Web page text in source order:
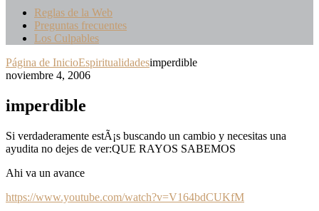
Reglas de la Web
Preguntas frecuentes
Los Culpables
Página de InicioEspiritualidadesimperdible
noviembre 4, 2006
imperdible
Si verdaderamente estÃ¡s buscando un cambio y necesitas una
ayudita no dejes de ver:QUE RAYOS SABEMOS
Ahi va un avance
https://www.youtube.com/watch?v=V164bdCUKfM